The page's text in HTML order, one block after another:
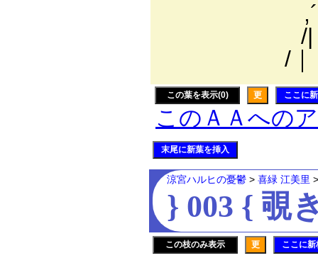
,´
/|
/｜ | ｀
この葉を表示(0) 更 ここに
このＡＡへの
末尾に新葉を挿入
涼宮ハルヒの憂鬱 > 喜緑 江美里
} 003 { 覗
この枝のみ表示 更 ここに